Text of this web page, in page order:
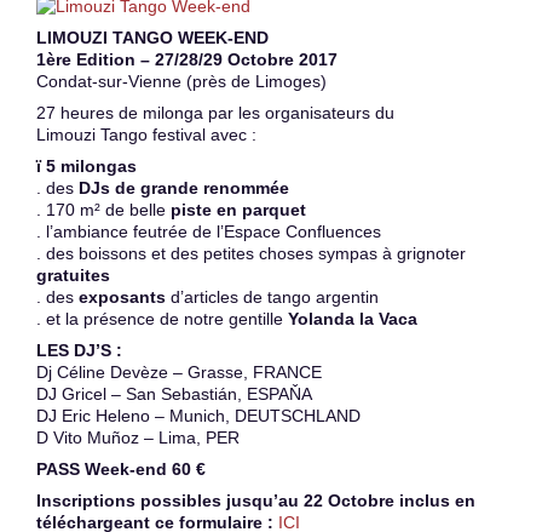
LIMOUZI TANGO WEEK-END
1ère Edition – 27/28/29 Octobre 2017
Condat-sur-Vienne (près de Limoges)
27 heures de milonga par les organisateurs du
Limouzi Tango festival avec :
ï 5 milongas
. des DJs de grande renommée
. 170 m² de belle piste en parquet
. l’ambiance feutrée de l’Espace Confluences
. des boissons et des petites choses sympas à grignoter
gratuites
. des exposants d’articles de tango argentin
. et la présence de notre gentille Yolanda la Vaca
LES DJ’S :
Dj Céline Devèze – Grasse, FRANCE
DJ Gricel – San Sebastián, ESPAŇA
DJ Eric Heleno – Munich, DEUTSCHLAND
D Vito Muñoz – Lima, PER
PASS Week-end 60 €
Inscriptions possibles jusqu’au 22 Octobre inclus en
téléchargeant ce formulaire : ICI